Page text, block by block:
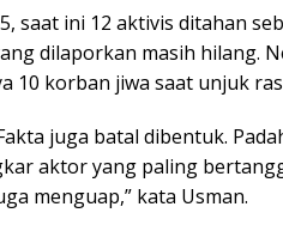
saat ini 12 aktivis ditahan
dilaporkan masih hilang.
10 korban jiwa saat unjuk
juga batal dibentuk.
aktor yang paling
menguap,” kata Usman.